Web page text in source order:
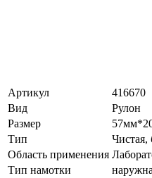
Артикул
416670
Вид
Рулон
Размер
Тип
Чистая,
Область применения
Тип намотки